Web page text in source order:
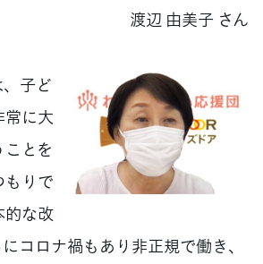
渡辺 由美⼦ さん
子ど
常に大
とを
りで
的な改
コロナ禍もあり非正規で働き、